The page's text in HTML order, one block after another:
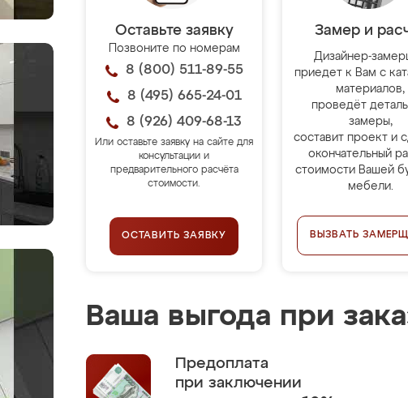
Оставьте заявку
Позвоните по номерам
8 (800) 511-89-55
8 (495) 665-24-01
8 (926) 409-68-13
Или оставьте заявку на сайте для
консультации и
предварительного расчёта
стоимости.
ОСТАВИТЬ ЗАЯВКУ
Замер и
Дизайнер-
приедет к Вам с
материалов,
проведёт
замеры,
составит проект и
окончательный
стоимости Вашей
мебели.
ВЫЗВАТЬ
Ваша выгода при
Предоплата
при заключении